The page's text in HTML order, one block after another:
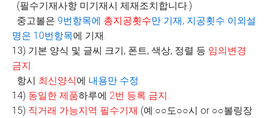
(필수기재사항 미기재시 제재조치합니다.)
중고볼은 9번항목에 총지공횟수만 기재, 지공횟수 이외설
명은 10번항목에 기재.
13) 기본 양식 및 글씨 크기, 폰트, 색상, 정렬 등 임의변경
금지.
항시 최신양식에 내용만 수정.
14) 동일한 제품하루에 2번 등록 금지.
15) 직거래 가능지역 필수기재 (예:○○도○○시 or ○○볼링장